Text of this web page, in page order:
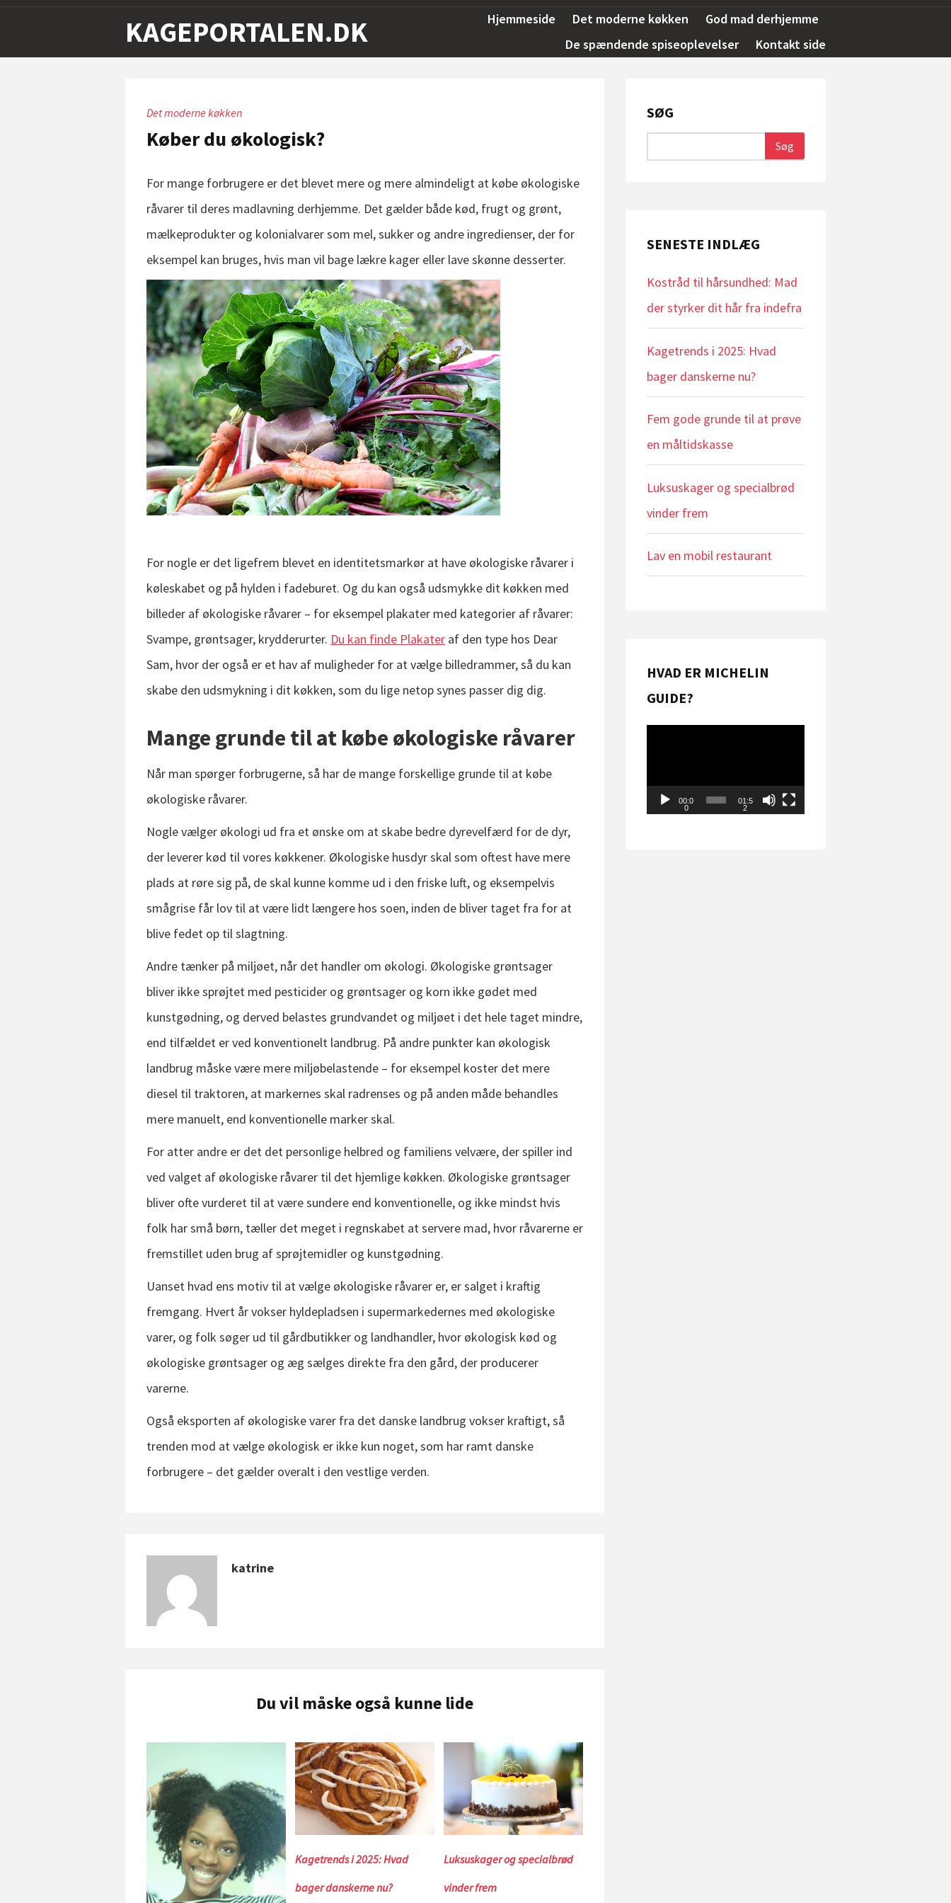
KAGEPORTALEN.DK Hjemmeside Det moderne køkken
God mad derhjemme
De spændende spiseoplevelser
Kontakt side
Det moderne køkken
Køber du økologisk?
For mange forbrugere er det blevet mere og mere almindeligt at købe økologiske
råvarer til deres madlavning derhjemme. Det gælder både kød, frugt og grønt,
mælkeprodukter og kolonialvarer som mel, sukker og andre ingredienser, der for
eksempel kan bruges, hvis man vil bage lækre kager eller lave skønne desserter.
For nogle er det ligefrem blevet en identitetsmarkør at have økologiske råvarer i
køleskabet og på hylden i fadeburet. Og du kan også udsmykke dit køkken med
billeder af økologiske råvarer – for eksempel plakater med kategorier af råvarer:
Svampe, grøntsager, krydderurter. Du kan finde Plakater af den type hos Dear
Sam, hvor der også er et hav af muligheder for at vælge billedrammer, så du kan
skabe den udsmykning i dit køkken, som du lige netop synes passer dig dig.
Mange grunde til at købe økologiske råvarer
Når man spørger forbrugerne, så har de mange forskellige grunde til at købe
økologiske råvarer.
Nogle vælger økologi ud fra et ønske om at skabe bedre dyrevelfærd for de dyr,
der leverer kød til vores køkkener. Økologiske husdyr skal som oftest have mere
plads at røre sig på, de skal kunne komme ud i den friske luft, og eksempelvis
smågrise får lov til at være lidt længere hos soen, inden de bliver taget fra for at
blive fedet op til slagtning.
Andre tænker på miljøet, når det handler om økologi. Økologiske grøntsager
bliver ikke sprøjtet med pesticider og grøntsager og korn ikke gødet med
kunstgødning, og derved belastes grundvandet og miljøet i det hele taget mindre,
end tilfældet er ved konventionelt landbrug. På andre punkter kan økologisk
landbrug måske være mere miljøbelastende – for eksempel koster det mere
diesel til traktoren, at markernes skal radrenses og på anden måde behandles
mere manuelt, end konventionelle marker skal.
For atter andre er det det personlige helbred og familiens velvære, der spiller ind
ved valget af økologiske råvarer til det hjemlige køkken. Økologiske grøntsager
bliver ofte vurderet til at være sundere end konventionelle, og ikke mindst hvis
folk har små børn, tæller det meget i regnskabet at servere mad, hvor råvarerne er
fremstillet uden brug af sprøjtemidler og kunstgødning.
Uanset hvad ens motiv til at vælge økologiske råvarer er, er salget i kraftig
fremgang. Hvert år vokser hyldepladsen i supermarkedernes med økologiske
varer, og folk søger ud til gårdbutikker og landhandler, hvor økologisk kød og
økologiske grøntsager og æg sælges direkte fra den gård, der producerer
varerne.
Også eksporten af økologiske varer fra det danske landbrug vokser kraftigt, så
trenden mod at vælge økologisk er ikke kun noget, som har ramt danske
forbrugere – det gælder overalt i den vestlige verden.
katrine
Du vil måske også kunne lide
Kagetrends i 2025: Hvad
bager danskerne nu?
Luksuskager og specialbrød
vinder frem
SØG
SENESTE INDLÆG
Kostråd til hårsundhed: Mad
der styrker dit hår fra indefra
Kagetrends i 2025: Hvad
bager danskerne nu?
Fem gode grunde til at prøve
en måltidskasse
Luksuskager og specialbrød
vinder frem
Lav en mobil restaurant
HVAD ER MICHELIN
GUIDE?
00:0
0
01:5
2